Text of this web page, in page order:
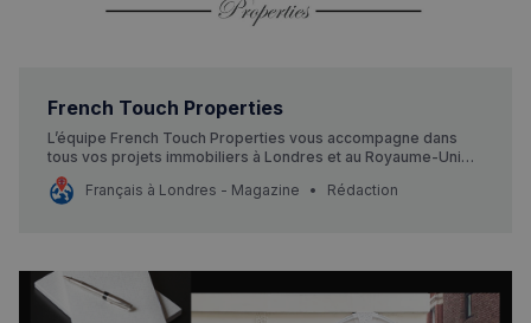
French Touch Properties
L’équipe French Touch Properties vous accompagne dans
tous vos projets immobiliers à Londres et au Royaume-Uni
ainsi qu’à Paris et région parisienne.
Français à Londres - Magazine
Rédaction